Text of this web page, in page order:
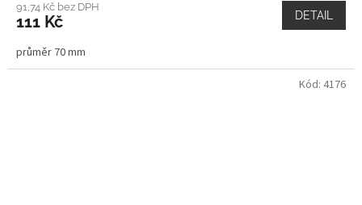
91,74 Kč bez DPH
111 Kč DETAIL
průměr 70 mm
Kód: 4176